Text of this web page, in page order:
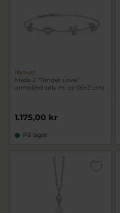
Nyhed
Mads Z "Tender Love"
armbånd sølv m. cz (16+2 cm)
1.175,00 kr
På lager